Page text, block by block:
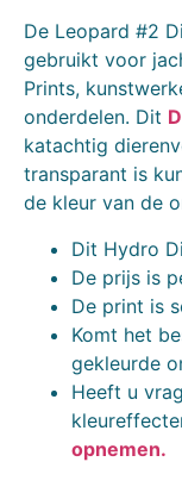
De Leopard #2
gebruikt voor
Prints,
onderdelen. Dit
katachtig
transparant is
de kleur van de
Dit Hydro
De prijs is
De print is
Komt het
gekleurde
Heeft u
opnemen.